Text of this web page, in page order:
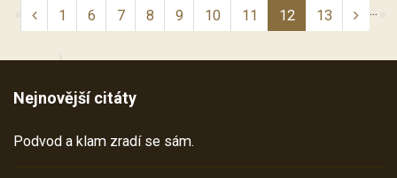
1 ...
6 7 8 9 10 11 12 13
Nejnovější citáty
Podvod a klam zradí se sám.